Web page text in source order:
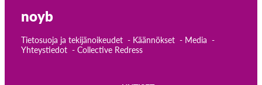
noyb
Tietosuoja ja tekijänoikeudet Käännökset
Media
Yhteystiedot
Collective Redress